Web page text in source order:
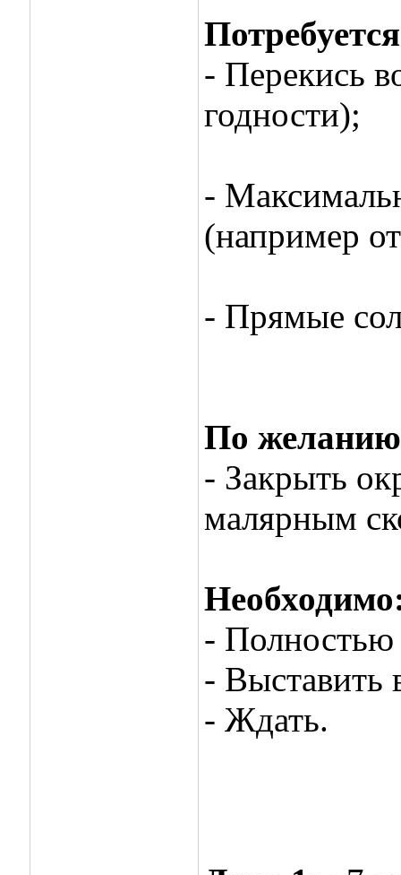
- Перекись
годности);
-
(например
- Прямые
По
- Закрыть
малярным
- Полностью
- Выставить
- Ждать.